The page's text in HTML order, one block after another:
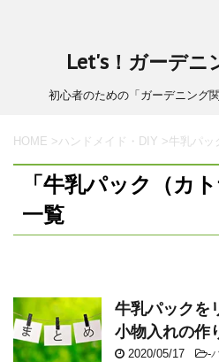
Let's！ガーデニ
初心者のための「ガーデニング
HOME >ハンドメイド・DIY >牛乳パッ
「牛乳パック（カ
一覧
牛乳パックを
小物入れの作
2020/05/17 -